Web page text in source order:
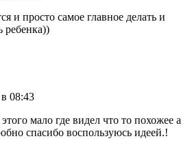
и просто самое главное делать и
ребенка))
08:43
мало где видел что то похожее а
спасибо воспользуюсь идеей.!